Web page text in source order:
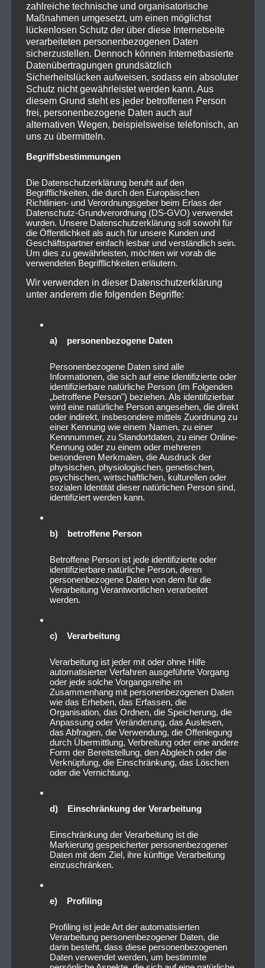
zahlreiche technische und organisatorische
Maßnahmen umgesetzt, um einen möglichst
lückenlosen Schutz der über diese Internetseite
verarbeiteten personenbezogenen Daten
sicherzustellen. Dennoch können Internetbasierte
Datenübertragungen grundsätzlich
Sicherheitslücken aufweisen, sodass ein absoluter
Schutz nicht gewährleistet werden kann. Aus
diesem Grund steht es jeder betroffenen Person
frei, personenbezogene Daten auch auf
alternativen Wegen, beispielsweise telefonisch, an
uns zu übermitteln.
Begriffsbestimmungen
Die Datenschutzerklärung beruht auf den
Begrifflichkeiten, die durch den Europäischen
Richtlinien- und Verordnungsgeber beim Erlass der
Datenschutz-Grundverordnung (DS-GVO) verwendet
wurden. Unsere Datenschutzerklärung soll sowohl für
die Öffentlichkeit als auch für unsere Kunden und
Geschäftspartner einfach lesbar und verständlich sein.
Um dies zu gewährleisten, möchten wir vorab die
verwendeten Begrifflichkeiten erläutern.
Wir verwenden in dieser Datenschutzerklärung
unter anderem die folgenden Begriffe:
a) personenbezogene Daten
Personenbezogene Daten sind alle
Informationen, die sich auf eine identifizierte oder
identifizierbare natürliche Person (im Folgenden
„betroffene Person") beziehen. Als identifizierbar
wird eine natürliche Person angesehen, die direkt
oder indirekt, insbesondere mittels Zuordnung zu
einer Kennung wie einem Namen, zu einer
Kennnummer, zu Standortdaten, zu einer Online-
Kennung oder zu einem oder mehreren
besonderen Merkmalen, die Ausdruck der
physischen, physiologischen, genetischen,
psychischen, wirtschaftlichen, kulturellen oder
sozialen Identität dieser natürlichen Person sind,
identifiziert werden kann.
b) betroffene Person
Betroffene Person ist jede identifizierte oder
identifizierbare natürliche Person, deren
personenbezogene Daten von dem für die
Verarbeitung Verantwortlichen verarbeitet
werden.
c) Verarbeitung
Verarbeitung ist jeder mit oder ohne Hilfe
automatisierter Verfahren ausgeführte Vorgang
oder jede solche Vorgangsreihe im
Zusammenhang mit personenbezogenen Daten
wie das Erheben, das Erfassen, die
Organisation, das Ordnen, die Speicherung, die
Anpassung oder Veränderung, das Auslesen,
das Abfragen, die Verwendung, die Offenlegung
durch Übermittlung, Verbreitung oder eine andere
Form der Bereitstellung, den Abgleich oder die
Verknüpfung, die Einschränkung, das Löschen
oder die Vernichtung.
d) Einschränkung der Verarbeitung
Einschränkung der Verarbeitung ist die
Markierung gespeicherter personenbezogener
Daten mit dem Ziel, ihre künftige Verarbeitung
einzuschränken.
e) Profiling
Profiling ist jede Art der automatisierten
Verarbeitung personenbezogener Daten, die
darin besteht, dass diese personenbezogenen
Daten verwendet werden, um bestimmte